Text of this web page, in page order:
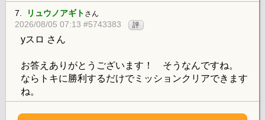
7. リュウノアギト さん
2026/08/05 07:13 #5743383 評
yスロ さん
お答えありがとうございます！ そうなんですね。
ならトキに勝利するだけでミッションクリアできます
ね。